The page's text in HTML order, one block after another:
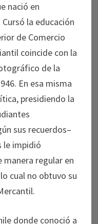
nació en
la educación
de Comercio
coincide con la
de la
En esa misma
presidiendo la
sus recuerdos–
le impidió
regular en
cual no obtuvo su
donde conoció a